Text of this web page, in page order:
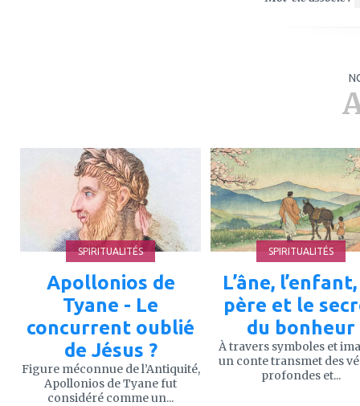
SPIRITUALITÉS
Apollonios de
Tyane - Le
concurrent oublié
de Jésus ?
Figure méconnue de l’Antiquité,
Apollonios de Tyane fut
considéré comme un...
à
mes
favoris
SPIRITUALITÉS
L’âne,
père et le
du bonheur
À travers symboles et
un conte transmet des
profondes et...